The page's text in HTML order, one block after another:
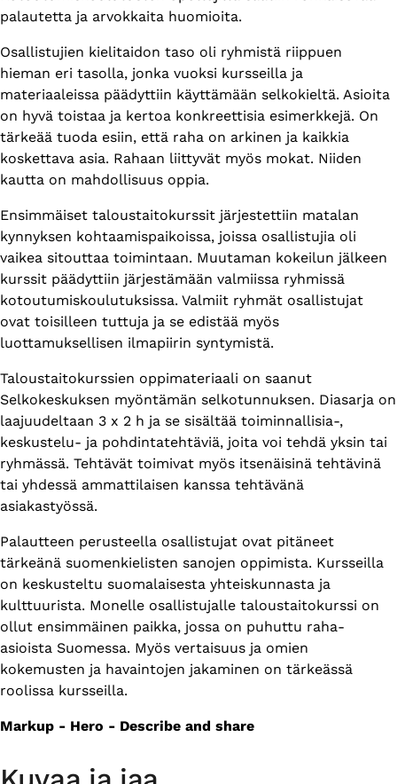
palautetta ja arvokkaita huomioita.
Osallistujien kielitaidon taso oli ryhmistä riippuen
hieman eri tasolla, jonka vuoksi kursseilla ja
materiaaleissa päädyttiin käyttämään selkokieltä. Asioita
on hyvä toistaa ja kertoa konkreettisia esimerkkejä. On
tärkeää tuoda esiin, että raha on arkinen ja kaikkia
koskettava asia. Rahaan liittyvät myös mokat. Niiden
kautta on mahdollisuus oppia.
Ensimmäiset taloustaitokurssit järjestettiin matalan
kynnyksen kohtaamispaikoissa, joissa osallistujia oli
vaikea sitouttaa toimintaan. Muutaman kokeilun jälkeen
kurssit päädyttiin järjestämään valmiissa ryhmissä
kotoutumiskoulutuksissa. Valmiit ryhmät osallistujat
ovat toisilleen tuttuja ja se edistää myös
luottamuksellisen ilmapiirin syntymistä.
Taloustaitokurssien oppimateriaali on saanut
Selkokeskuksen myöntämän selkotunnuksen. Diasarja on
laajuudeltaan 3 x 2 h ja se sisältää toiminnallisia-,
keskustelu- ja pohdintatehtäviä, joita voi tehdä yksin tai
ryhmässä. Tehtävät toimivat myös itsenäisinä tehtävinä
tai yhdessä ammattilaisen kanssa tehtävänä
asiakastyössä.
Palautteen perusteella osallistujat ovat pitäneet
tärkeänä suomenkielisten sanojen oppimista. Kursseilla
on keskusteltu suomalaisesta yhteiskunnasta ja
kulttuurista. Monelle osallistujalle taloustaitokurssi on
ollut ensimmäinen paikka, jossa on puhuttu raha-
asioista Suomessa. Myös vertaisuus ja omien
kokemusten ja havaintojen jakaminen on tärkeässä
roolissa kursseilla.
Markup - Hero - Describe and share